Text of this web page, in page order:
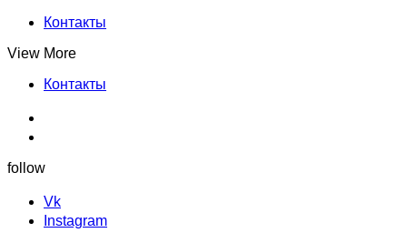
Контакты
View More
Контакты
follow
Vk
Instagram